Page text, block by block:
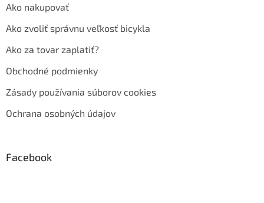
Ako nakupovať
Ako zvoliť správnu veľkosť bicykla
Ako za tovar zaplatiť?
Obchodné podmienky
Zásady používania súborov cookies
Ochrana osobných údajov
Facebook